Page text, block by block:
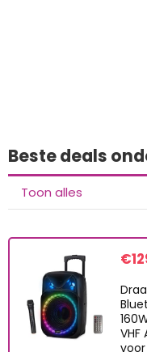
Beste deals
Toon alles
€
voor